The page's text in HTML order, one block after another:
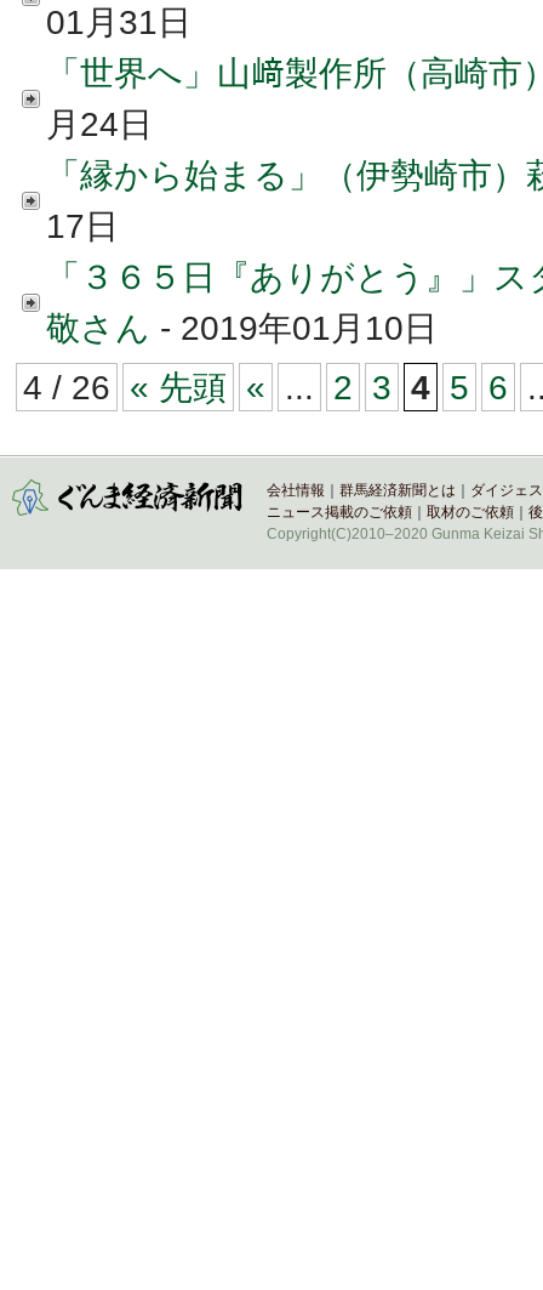
01月31日
「世界へ」山﨑製作所（高崎市
月24日
「縁から始まる」（伊勢崎市
17日
「３６５日『ありがとう』」
敬さん - 2019年01月10日
4 / 26 « 先頭 « ... 2 3 4 5 6
会社情報 群馬経済新聞とは
ダイジェ
ニュース掲載のご依頼
取材のご依頼
Copyright(C)2010–2020 Gunma Keizai